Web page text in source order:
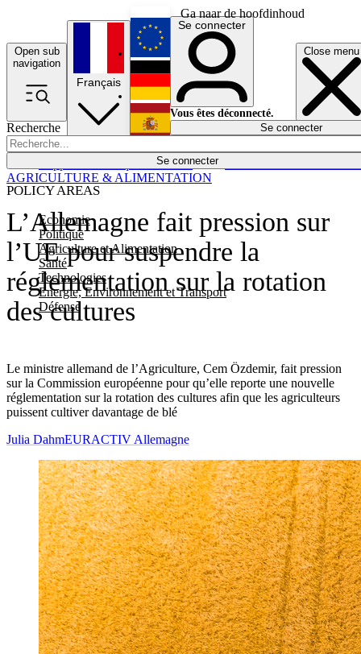
Ga naar de hoofdinhoud
Open sub
navigation
Close menu
Recherche
Se connecter
POLICY AREAS
Economie
Politique
Agriculture et Alimentation
Santé
Technologies
Energie, Environnement et Transport
Défense
Économie
Français
English
Deutsch
Español
Se connecter
Vous êtes déconnecté.
Se connecter
L’Allemagne fait pression sur
l’UE pour suspendre la
réglementation sur la rotation
des cultures
Le ministre allemand de l’Agriculture, Cem Özdemir, fait pression
sur la Commission européenne pour qu’elle reporte une nouvelle
réglementation sur la rotation des cultures afin que les agriculteurs
puissent cultiver davantage de blé
AGRICULTURE & ALIMENTATION
Julia DahmEURACTIV Allemagne